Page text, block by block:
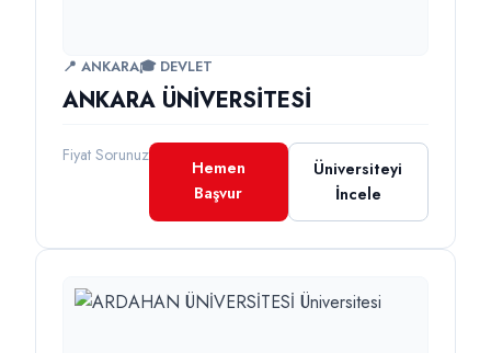
📍 ANKARA🎓 DEVLET
ANKARA ÜNİVERSİTESİ
Fiyat Sorunuz
Hemen
Başvur
Üniversiteyi
İncele